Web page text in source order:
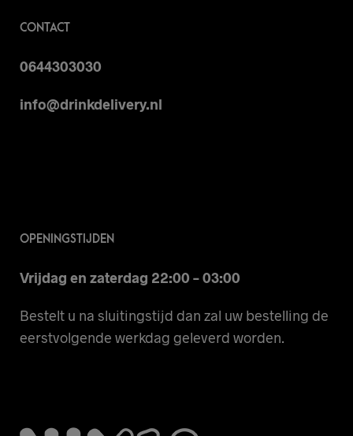
CONTACT
0644303030
info@drinkdelivery.nl
OPENINGSTIJDEN
Vrijdag en zaterdag 22:00 – 03:00
Bestelt u na sluitingstijd dan zal uw bestelling de
eerstvolgende werkdag geleverd worden.